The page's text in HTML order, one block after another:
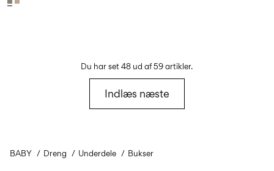
Du har set 48 ud af 59 artikler.
Indlæs næste
BABY Dreng Underdele Bukser